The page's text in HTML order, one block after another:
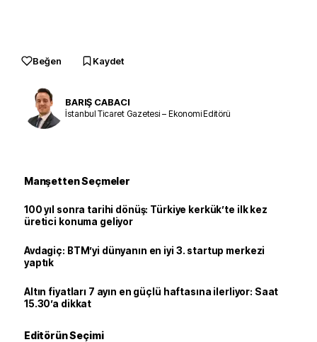
Beğen Kaydet
BARIŞ CABACI
İstanbul Ticaret Gazetesi – Ekonomi Editörü
Manşetten Seçmeler
100 yıl sonra tarihi dönüş: Türkiye kerkük’te ilk kez
üretici konuma geliyor
Avdagiç: BTM’yi dünyanın en iyi 3. startup merkezi
yaptık
Altın fiyatları 7 ayın en güçlü haftasına ilerliyor: Saat
15.30’a dikkat
Editörün Seçimi